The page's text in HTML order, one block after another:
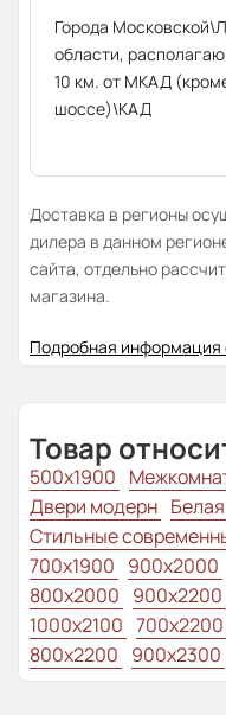
Города
области,
10 км. от МКАД
шоссе)\КАД
Доставка в регионы
дилера в данном
сайта, отдельно
магазина.
Подробная информация
Товар
500x1900
Двери модерн
Стильные
700x1900 900x2000
800x2000 900x2200
1000x2100 700x2200
800x2200 900x2300